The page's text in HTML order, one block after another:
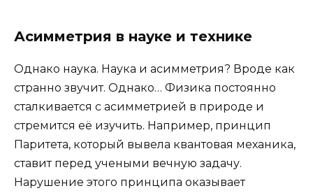
Асимметрия в науке и технике
Однако наука. Наука и асимметрия? Вроде как
странно звучит. Однако… Физика постоянно
сталкивается с асимметрией в природе и
стремится её изучить. Например, принцип
Паритета, который вывела квантовая механика,
ставит перед учеными вечную задачу.
Нарушение этого принципа оказывает